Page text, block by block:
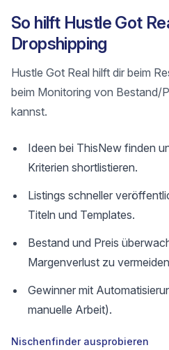
So hilft Hustle Got
Dropshipping
Hustle Got Real hilft dir beim
beim Monitoring von Bestand/
kannst.
Ideen bei ThisNew finden
Kriterien shortlistieren.
Listings schneller
Titeln und Templates.
Bestand und Preis
Margenverlust zu
Gewinner mit
manuelle Arbeit).
Nischenfinder ausprobieren